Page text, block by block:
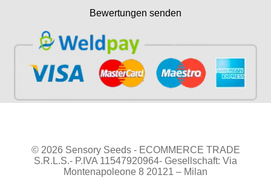
Bewertungen senden
© 2026 Sensory Seeds - ECOMMERCE TRADE
S.R.L.S.- P.IVA 11547920964- Gesellschaft: Via
Montenapoleone 8 20121 – Milan